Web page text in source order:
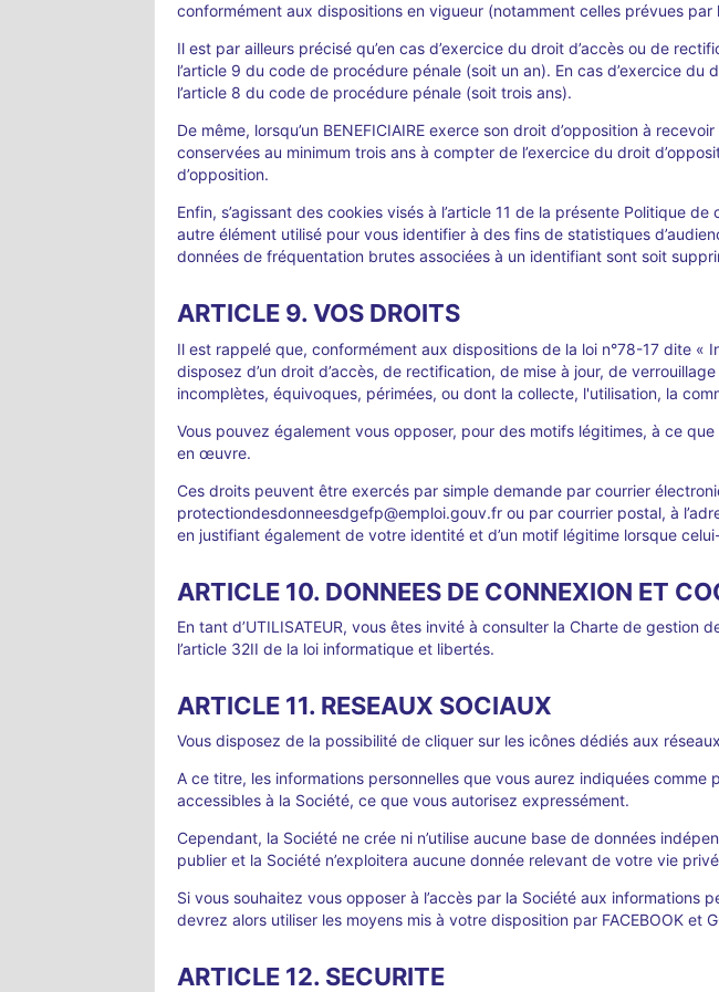
conformément aux dispositions en vigueur (notamment celles prévues
Il est par ailleurs précisé qu’en cas d’exercice du droit d’accès ou de
l’article 9 du code de procédure pénale (soit un an). En cas d’exercice
l’article 8 du code de procédure pénale (soit trois ans).
De même, lorsqu’un BENEFICIAIRE exerce son droit d’opposition à
conservées au minimum trois ans à compter de l’exercice du droit
d’opposition.
Enfin, s’agissant des cookies visés à l’article 11 de la présente Politique
autre élément utilisé pour vous identifier à des fins de statistiques
données de fréquentation brutes associées à un identifiant sont soit
ARTICLE 9. VOS DROITS
Il est rappelé que, conformément aux dispositions de la loi n°78-17 dite
disposez d’un droit d’accès, de rectification, de mise à jour, de
incomplètes, équivoques, périmées, ou dont la collecte, l'utilisation, la
Vous pouvez également vous opposer, pour des motifs légitimes, à ce
en œuvre.
Ces droits peuvent être exercés par simple demande par courrier
protectiondesdonneesdgefp@emploi.gouv.fr ou par courrier postal, à
en justifiant également de votre identité et d’un motif légitime lorsque
ARTICLE 10. DONNEES DE CONNEXION ET
En tant d’UTILISATEUR, vous êtes invité à consulter la Charte de gestion
l’article 32II de la loi informatique et libertés.
ARTICLE 11. RESEAUX SOCIAUX
Vous disposez de la possibilité de cliquer sur les icônes dédiés aux
A ce titre, les informations personnelles que vous aurez indiquées
accessibles à la Société, ce que vous autorisez expressément.
Cependant, la Société ne crée ni n’utilise aucune base de données
publier et la Société n’exploitera aucune donnée relevant de votre vie
Si vous souhaitez vous opposer à l’accès par la Société aux informations
devrez alors utiliser les moyens mis à votre disposition par FACEBOOK et
ARTICLE 12. SECURITE